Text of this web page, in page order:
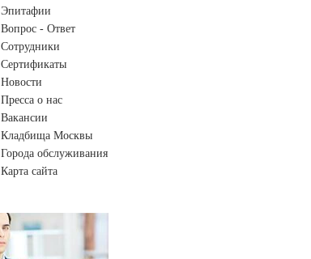
Эпитафии
Вопрос - Ответ
Сотрудники
Сертификаты
Новости
Пресса о нас
Вакансии
Кладбища Москвы
Города обслуживания
Карта сайта